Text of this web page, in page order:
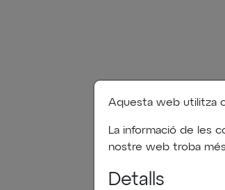
Aquesta web utilitza
La informació de les
nostre web troba
Detalls